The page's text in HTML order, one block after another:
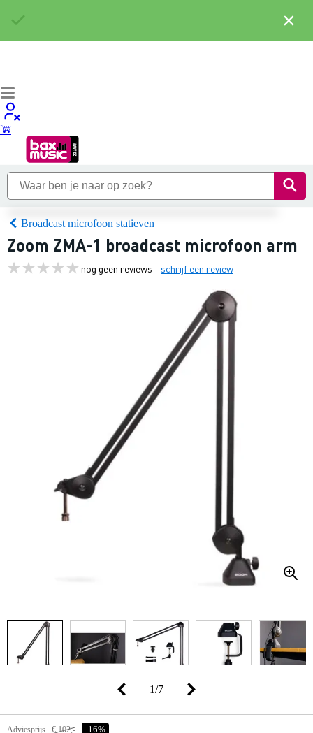
Broadcast microfoon statieven
Zoom ZMA-1 broadcast microfoon arm
nog geen reviews schrijf een review
1/7
Adviesprijs € 102,- -16%
×